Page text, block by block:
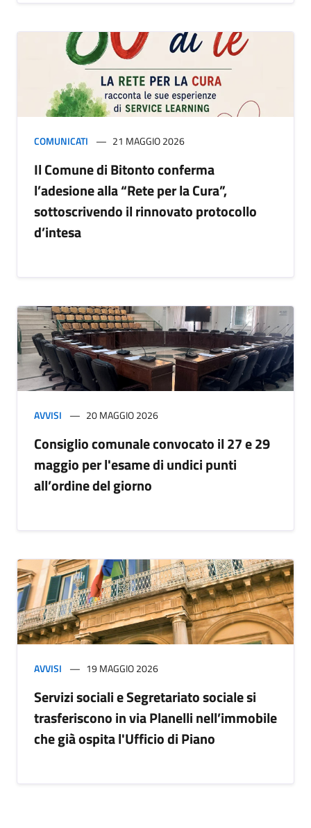
COMUNICATI 21 MAGGIO 2026
Il Comune di Bitonto conferma
l’adesione alla “Rete per la Cura”,
sottoscrivendo il rinnovato protocollo
d’intesa
AVVISI 20 MAGGIO 2026
Consiglio comunale convocato il 27 e 29
maggio per l'esame di undici punti
all’ordine del giorno
AVVISI 19 MAGGIO 2026
Servizi sociali e Segretariato sociale si
trasferiscono in via Planelli nell’immobile
che già ospita l'Ufficio di Piano